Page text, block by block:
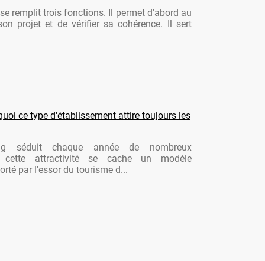
remplit trois fonctions. Il permet d'abord au
projet et de vérifier sa cohérence. Il sert
ce type d'établissement attire toujours les
séduit chaque année de nombreux
cette attractivité se cache un modèle
par l'essor du tourisme d...